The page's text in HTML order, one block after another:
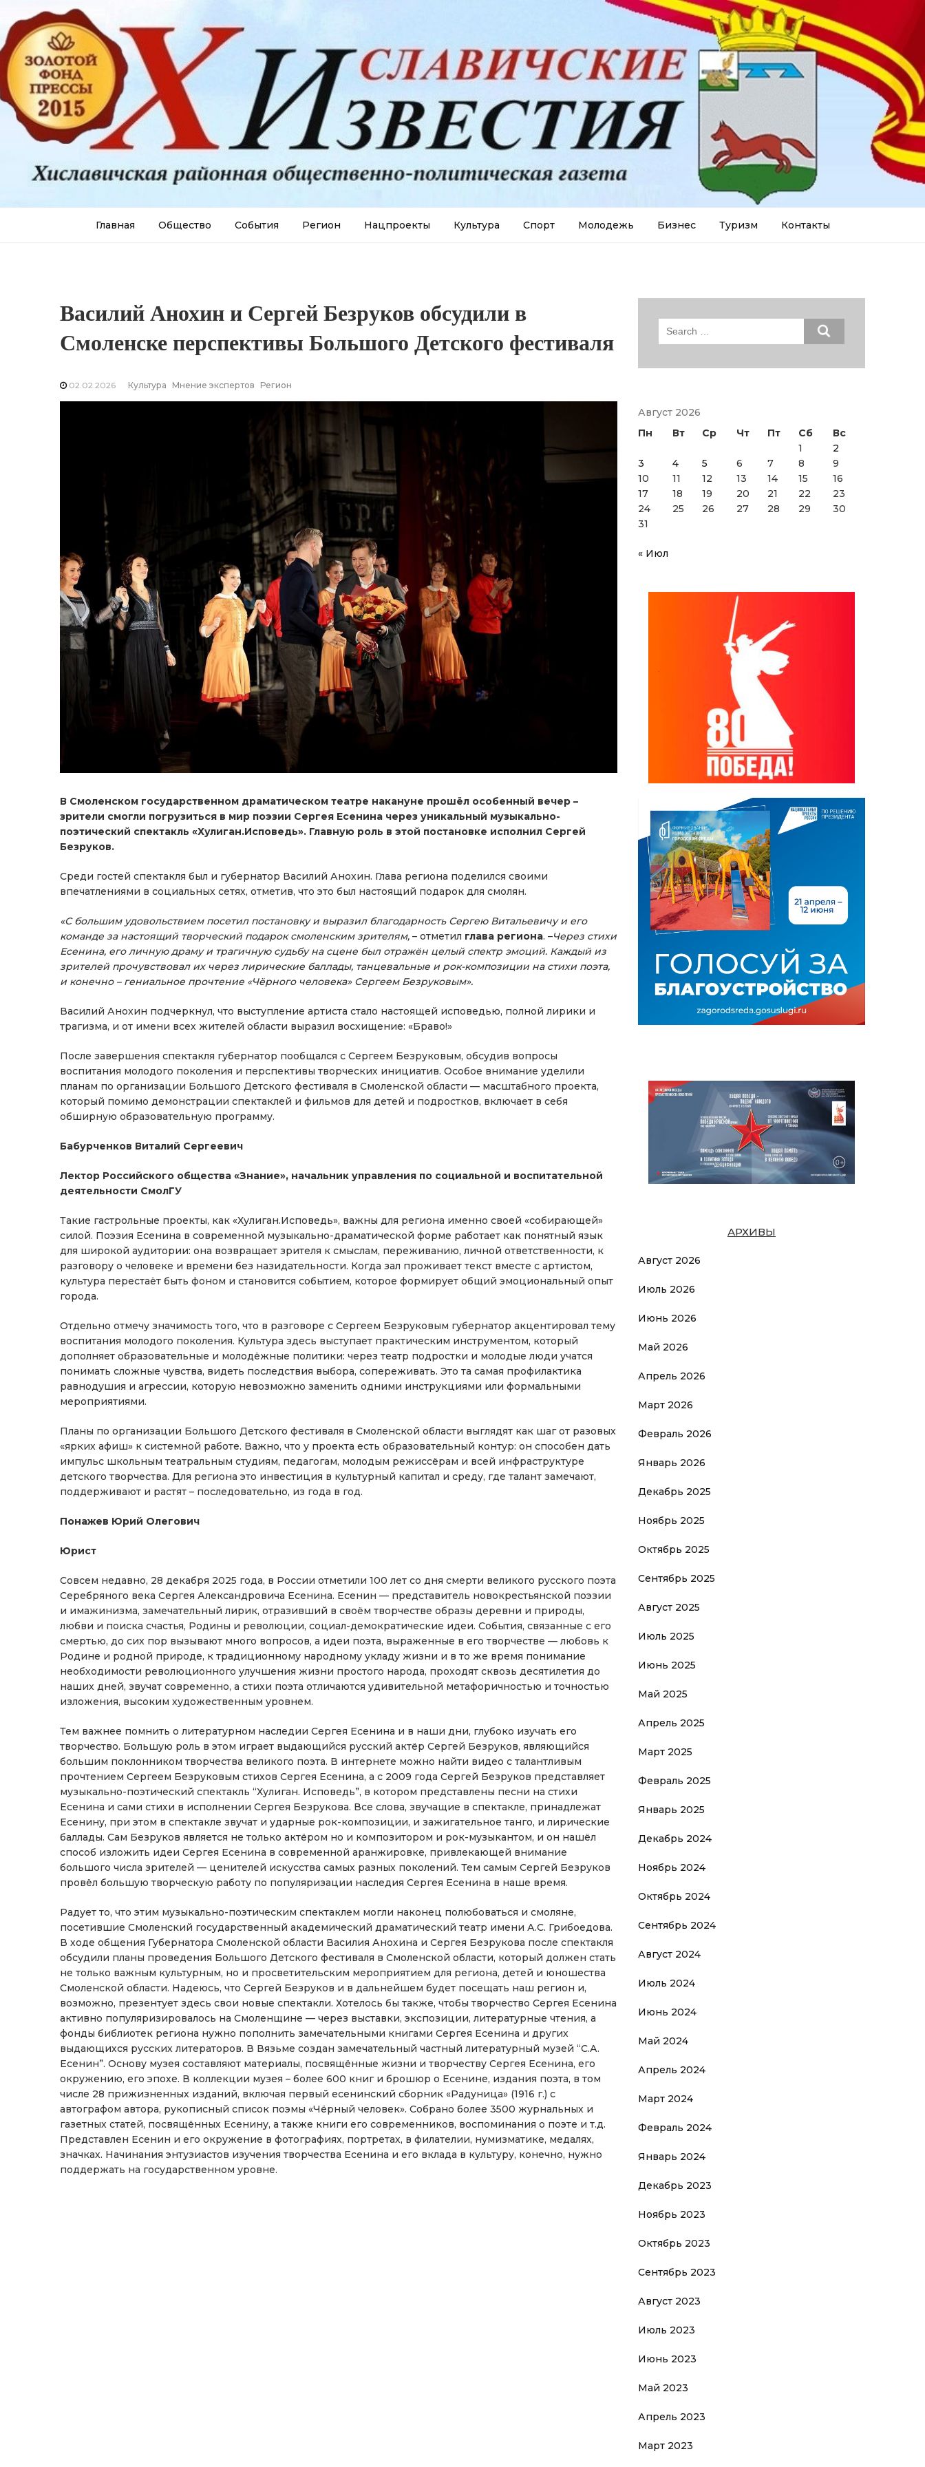
Главная Общество События Регион Нацпроекты Культура Спорт Молодежь Бизнес Туризм Контакты
Василий Анохин и Сергей Безруков обсудили в
Смоленске перспективы Большого Детского фестиваля
02.02.2026 Культура Мнение экспертов Регион
В Смоленском государственном драматическом театре накануне прошёл особенный вечер –
зрители смогли погрузиться в мир поэзии Сергея Есенина через уникальный музыкально-
поэтический спектакль «Хулиган.Исповедь». Главную роль в этой постановке исполнил Сергей
Безруков.
Среди гостей спектакля был и губернатор Василий Анохин. Глава региона поделился своими
впечатлениями в социальных сетях, отметив, что это был настоящий подарок для смолян.
«С большим удовольствием посетил постановку и выразил благодарность Сергею Витальевичу и его
команде за настоящий творческий подарок смоленским зрителям, – отметил глава региона. –Через стихи
Есенина, его личную драму и трагичную судьбу на сцене был отражён целый спектр эмоций. Каждый из
зрителей прочувствовал их через лирические баллады, танцевальные и рок-композиции на стихи поэта,
и конечно – гениальное прочтение «Чёрного человека» Сергеем Безруковым».
Василий Анохин подчеркнул, что выступление артиста стало настоящей исповедью, полной лирики и
трагизма, и от имени всех жителей области выразил восхищение: «Браво!»
После завершения спектакля губернатор пообщался с Сергеем Безруковым, обсудив вопросы
воспитания молодого поколения и перспективы творческих инициатив. Особое внимание уделили
планам по организации Большого Детского фестиваля в Смоленской области — масштабного проекта,
который помимо демонстрации спектаклей и фильмов для детей и подростков, включает в себя
обширную образовательную программу.
Бабурченков Виталий Сергеевич
Лектор Российского общества «Знание», начальник управления по социальной и воспитательной
деятельности СмолГУ
Такие гастрольные проекты, как «Хулиган.Исповедь», важны для региона именно своей «собирающей»
силой. Поэзия Есенина в современной музыкально-драматической форме работает как понятный язык
для широкой аудитории: она возвращает зрителя к смыслам, переживанию, личной ответственности, к
разговору о человеке и времени без назидательности. Когда зал проживает текст вместе с артистом,
культура перестаёт быть фоном и становится событием, которое формирует общий эмоциональный опыт
города.
Отдельно отмечу значимость того, что в разговоре с Сергеем Безруковым губернатор акцентировал тему
воспитания молодого поколения. Культура здесь выступает практическим инструментом, который
дополняет образовательные и молодёжные политики: через театр подростки и молодые люди учатся
понимать сложные чувства, видеть последствия выбора, сопереживать. Это та самая профилактика
равнодушия и агрессии, которую невозможно заменить одними инструкциями или формальными
мероприятиями.
Планы по организации Большого Детского фестиваля в Смоленской области выглядят как шаг от разовых
«ярких афиш» к системной работе. Важно, что у проекта есть образовательный контур: он способен дать
импульс школьным театральным студиям, педагогам, молодым режиссёрам и всей инфраструктуре
детского творчества. Для региона это инвестиция в культурный капитал и среду, где талант замечают,
поддерживают и растят – последовательно, из года в год.
Понажев Юрий Олегович
Юрист
Совсем недавно, 28 декабря 2025 года, в России отметили 100 лет со дня смерти великого русского поэта
Серебряного века Сергея Александровича Есенина. Есенин — представитель новокрестьянской поэзии
и имажинизма, замечательный лирик, отразивший в своём творчестве образы деревни и природы,
любви и поиска счастья, Родины и революции, социал-демократические идеи. События, связанные с его
смертью, до сих пор вызывают много вопросов, а идеи поэта, выраженные в его творчестве — любовь к
Родине и родной природе, к традиционному народному укладу жизни и в то же время понимание
необходимости революционного улучшения жизни простого народа, проходят сквозь десятилетия до
наших дней, звучат современно, а стихи поэта отличаются удивительной метафоричностью и точностью
изложения, высоким художественным уровнем.
Тем важнее помнить о литературном наследии Сергея Есенина и в наши дни, глубоко изучать его
творчество. Большую роль в этом играет выдающийся русский актёр Сергей Безруков, являющийся
большим поклонником творчества великого поэта. В интернете можно найти видео с талантливым
прочтением Сергеем Безруковым стихов Сергея Есенина, а с 2009 года Сергей Безруков представляет
музыкально-поэтический спектакль “Хулиган. Исповедь”, в котором представлены песни на стихи
Есенина и сами стихи в исполнении Сергея Безрукова. Все слова, звучащие в спектакле, принадлежат
Есенину, при этом в спектакле звучат и ударные рок-композиции, и зажигательное танго, и лирические
баллады. Сам Безруков является не только актёром но и композитором и рок-музыкантом, и он нашёл
способ изложить идеи Сергея Есенина в современной аранжировке, привлекающей внимание
большого числа зрителей — ценителей искусства самых разных поколений. Тем самым Сергей Безруков
провёл большую творческую работу по популяризации наследия Сергея Есенина в наше время.
Радует то, что этим музыкально-поэтическим спектаклем могли наконец полюбоваться и смоляне,
посетившие Смоленский государственный академический драматический театр имени А.С. Грибоедова.
В ходе общения Губернатора Смоленской области Василия Анохина и Сергея Безрукова после спектакля
обсудили планы проведения Большого Детского фестиваля в Смоленской области, который должен стать
не только важным культурным, но и просветительским мероприятием для региона, детей и юношества
Смоленской области. Надеюсь, что Сергей Безруков и в дальнейшем будет посещать наш регион и,
возможно, презентует здесь свои новые спектакли. Хотелось бы также, чтобы творчество Сергея Есенина
активно популяризировалось на Смоленщине — через выставки, экспозиции, литературные чтения, а
фонды библиотек региона нужно пополнить замечательными книгами Сергея Есенина и других
выдающихся русских литераторов. В Вязьме создан замечательный частный литературный музей “С.А.
Есенин”. Основу музея составляют материалы, посвящённые жизни и творчеству Сергея Есенина, его
окружению, его эпохе. В коллекции музея – более 600 книг и брошюр о Есенине, издания поэта, в том
числе 28 прижизненных изданий, включая первый есенинский сборник «Радуница» (1916 г.) с
автографом автора, рукописный список поэмы «Чёрный человек». Собрано более 3500 журнальных и
газетных статей, посвящённых Есенину, а также книги его современников, воспоминания о поэте и т.д.
Представлен Есенин и его окружение в фотографиях, портретах, в филателии, нумизматике, медалях,
значках. Начинания энтузиастов изучения творчества Есенина и его вклада в культуру, конечно, нужно
поддержать на государственном уровне.
Search
Август 2026
Пн
Вт Ср Чт Пт Сб
Вс
1
2
3
4 5 6 7 8
9
10
11 12 13 14 15
16
17
18 19 20 21 22
23
24
25 26 27 28 29
30
31
« Июл
АРХИВЫ
Август 2026
Июль 2026
Июнь 2026
Май 2026
Апрель 2026
Март 2026
Февраль 2026
Январь 2026
Декабрь 2025
Ноябрь 2025
Октябрь 2025
Сентябрь 2025
Август 2025
Июль 2025
Июнь 2025
Май 2025
Апрель 2025
Март 2025
Февраль 2025
Январь 2025
Декабрь 2024
Ноябрь 2024
Октябрь 2024
Сентябрь 2024
Август 2024
Июль 2024
Июнь 2024
Май 2024
Апрель 2024
Март 2024
Февраль 2024
Январь 2024
Декабрь 2023
Ноябрь 2023
Октябрь 2023
Сентябрь 2023
Август 2023
Июль 2023
Июнь 2023
Май 2023
Апрель 2023
Март 2023